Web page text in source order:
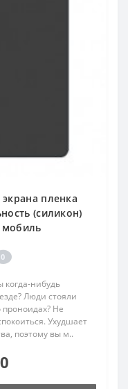
пленка
(силикон)
мобиль
0
когда-нибудь
Люди стояли
Не
Ухудшает
поэтому вы м..